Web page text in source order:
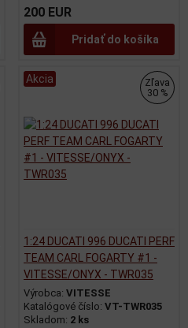
200 EUR
Pridať do košíka
Akcia
Zľava
30 %
1:24 DUCATI 996 DUCATI PERF
TEAM CARL FOGARTY #1 -
VITESSE/ONYX - TWR035
Výrobca: VITESSE
Katalógové číslo: VT-TWR035
Skladom: 2 ks